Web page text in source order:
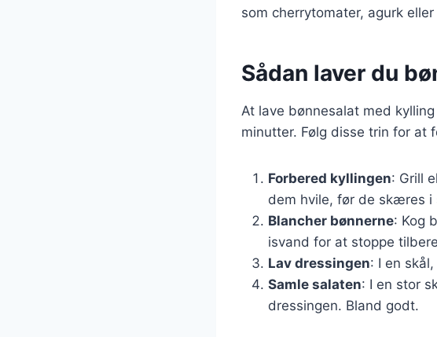
som cherrytomater, agurk
Sådan laver du
At lave bønnesalat med
minutter. Følg disse trin for at
Forbered kyllingen: Grill
dem hvile, før de skæres i
Blancher bønnerne: Kog
isvand for at stoppe
Lav dressingen: I en
Samle salaten: I en stor
dressingen. Bland godt.